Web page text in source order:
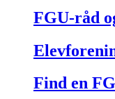
FGU-råd
Find en